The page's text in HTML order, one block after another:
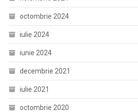
octombrie 2024
iulie 2024
iunie 2024
decembrie 2021
iulie 2021
octombrie 2020